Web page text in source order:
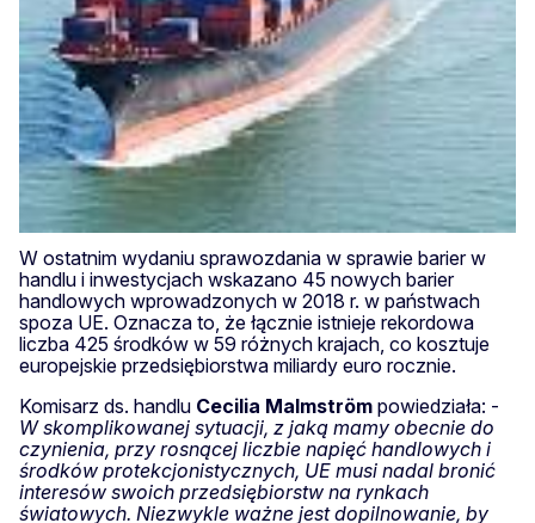
W ostatnim wydaniu sprawozdania w sprawie barier w
handlu i inwestycjach wskazano 45 nowych barier
handlowych wprowadzonych w 2018 r. w państwach
spoza UE. Oznacza to, że łącznie istnieje rekordowa
liczba 425 środków w 59 różnych krajach, co kosztuje
europejskie przedsiębiorstwa miliardy euro rocznie.
Komisarz ds. handlu Cecilia Malmström powiedziała: -
W skomplikowanej sytuacji, z jaką mamy obecnie do
czynienia, przy rosnącej liczbie napięć handlowych i
środków protekcjonistycznych, UE musi nadal bronić
interesów swoich przedsiębiorstw na rynkach
światowych. Niezwykle ważne jest dopilnowanie, by